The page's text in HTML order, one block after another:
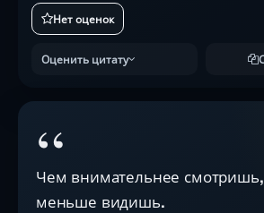
Нет оценок
Оценить цитату
“
Чем внимательнее
меньше видишь.